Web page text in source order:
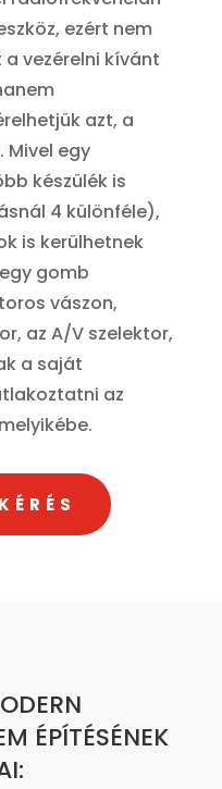
ezért nem
vezérelni kívánt
azt, a
egy
készülék is
4 különféle),
is kerülhetnek
gomb
vászon,
az A/V szelektor,
a saját
az
ÉPÍTÉSÉNEK